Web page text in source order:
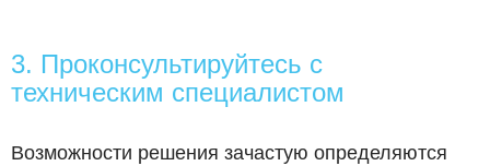
3. Проконсультируйтесь с
техническим специалистом
Возможности решения зачастую определяются